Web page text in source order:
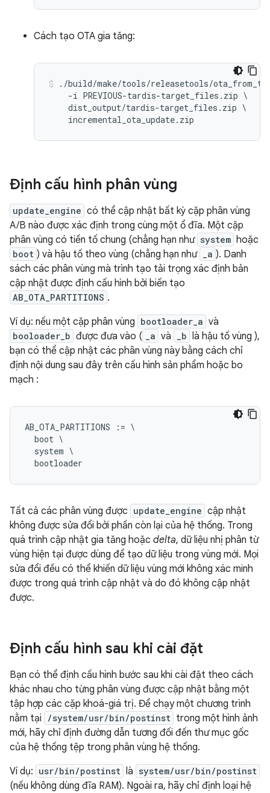
Cách tạo OTA gia tăng:
./build/make/tools/releasetools/
    -i PREVIOUS-tardis-target_files.zip \
    dist_output/tardis-target_files.zip \
Định cấu hình phân vùng
update_engine có thể cập nhật bất kỳ cặp phân vùng
A/B nào được xác định trong cùng một ổ đĩa. Một cặp
phân vùng có tiền tố chung (chẳng hạn như system hoặc
boot ) và hậu tố theo vùng (chẳng hạn như _a ). Danh
sách các phân vùng mà trình tạo tải trọng xác định bản
cập nhật được định cấu hình bởi biến tạo
AB_OTA_PARTITIONS .
Ví dụ: nếu một cặp phân vùng bootloader_a và
booloader_b được đưa vào ( _a và _b
là hậu tố vùng ),
bạn có thể cập nhật các phân vùng này bằng cách chỉ
định nội dung sau đây trên cấu hình sản phẩm hoặc bo
mạch :
AB_OTA_PARTITIONS := \
  boot \
  system \
Tất cả các phân vùng được update_engine cập nhật
không được sửa đổi bởi phần còn lại của hệ thống. Trong
quá trình cập nhật gia tăng hoặc delta, dữ liệu nhị phân từ
vùng hiện tại được dùng để tạo dữ liệu trong vùng mới. Mọi
sửa đổi đều có thể khiến dữ liệu vùng mới không xác minh
được trong quá trình cập nhật và do đó không cập nhật
được.
Định cấu hình sau khi cài đặt
Bạn có thể định cấu hình bước sau khi cài đặt theo cách
khác nhau cho từng phân vùng được cập nhật bằng một
tập hợp các cặp khoá-giá trị. Để chạy một chương trình
nằm tại
/system/usr/bin/postinst trong một hình ảnh
mới, hãy chỉ định đường dẫn tương đối đến thư mục gốc
của hệ thống tệp trong phân vùng hệ thống.
Ví dụ: usr/bin/postinst là system/usr/bin/postinst
(nếu không dùng đĩa RAM). Ngoài ra, hãy chỉ định loại hệ